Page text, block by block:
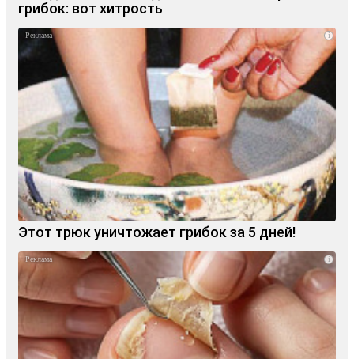
грибок: вот хитрость
i
Этот трюк уничтожает грибок за 5 дней!
i